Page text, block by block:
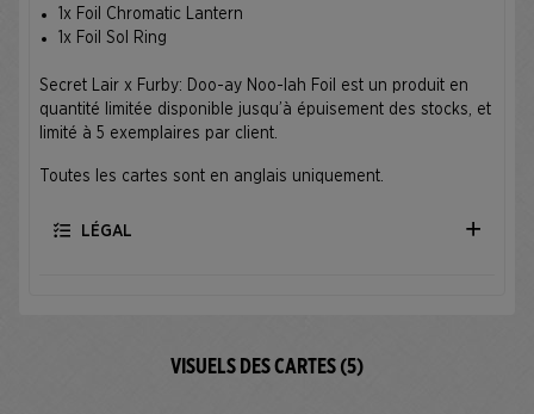
1x Foil Chromatic Lantern
1x Foil Sol Ring
Secret Lair x Furby: Doo-ay Noo-lah Foil est un produit en
quantité limitée disponible jusqu’à épuisement des stocks, et
limité à 5 exemplaires par client.
Toutes les cartes sont en anglais uniquement.
LÉGAL
VISUELS DES CARTES (5)